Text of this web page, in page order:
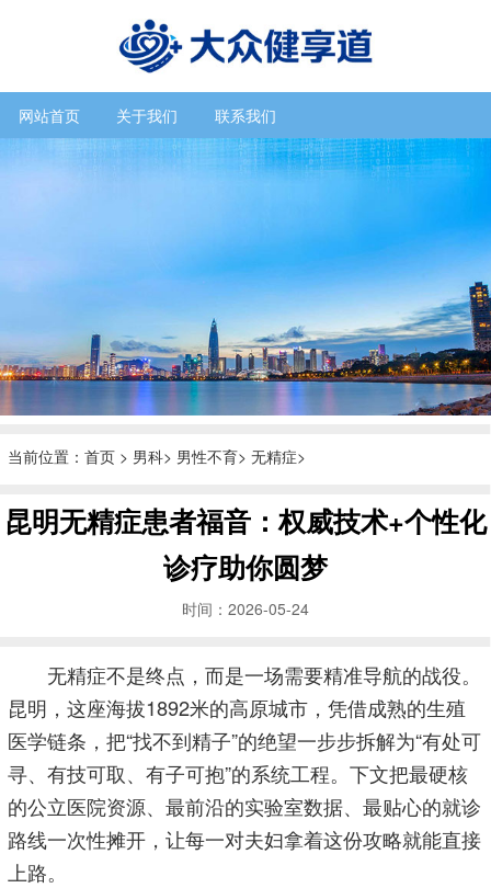
网站首页 关于我们 联系我们
当前位置： 首页 > 男科> 男性不育> 无精症>
昆明无精症患者福音：权威技术+个性化
诊疗助你圆梦
时间：2026-05-24
无精症不是终点，而是一场需要精准导航的战役。
昆明，这座海拔1892米的高原城市，凭借成熟的生殖
医学链条，把“找不到精子”的绝望一步步拆解为“有处可
寻、有技可取、有子可抱”的系统工程。下文把最硬核
的公立医院资源、最前沿的实验室数据、最贴心的就诊
路线一次性摊开，让每一对夫妇拿着这份攻略就能直接
上路。